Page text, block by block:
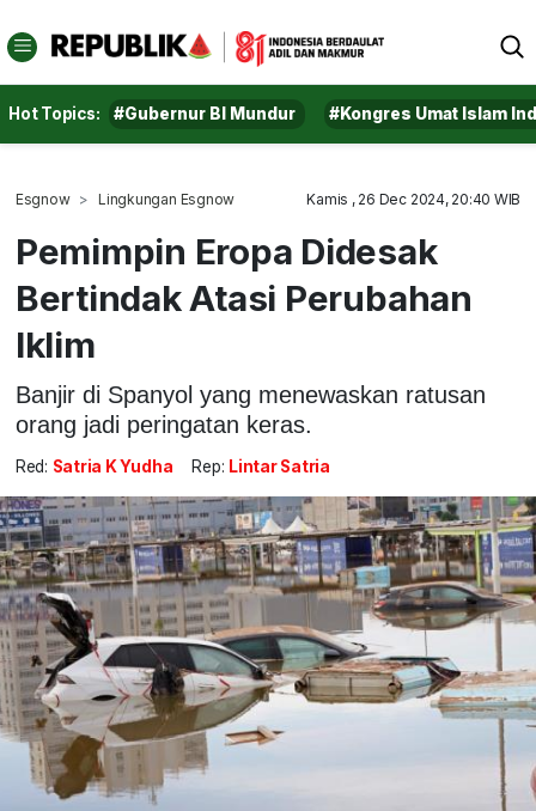
Hot Topics: #Gubernur BI Mundur #Kongres Umat Islam
Esgnow Lingkungan Esgnow Kamis , 26 Dec 2024, 20:40 WIB
Pemimpin Eropa Didesak
Bertindak Atasi Perubahan
Iklim
Banjir di Spanyol yang menewaskan ratusan
orang jadi peringatan keras.
Red: Satria K Yudha Rep: Lintar Satria